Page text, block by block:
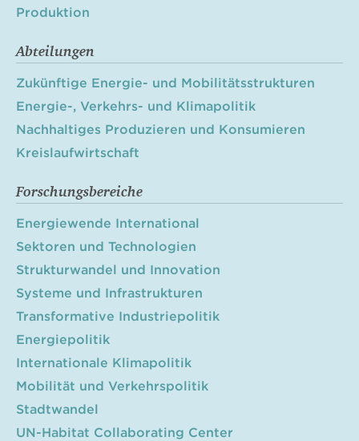
Produktion
Abteilungen
Zukünftige Energie- und Mobilitätsstrukturen
Energie-, Verkehrs- und Klimapolitik
Nachhaltiges Produzieren und Konsumieren
Kreislaufwirtschaft
Forschungsbereiche
Energiewende International
Sektoren und Technologien
Strukturwandel und Innovation
Systeme und Infrastrukturen
Transformative Industriepolitik
Energiepolitik
Internationale Klimapolitik
Mobilität und Verkehrspolitik
Stadtwandel
UN-Habitat Collaborating Center